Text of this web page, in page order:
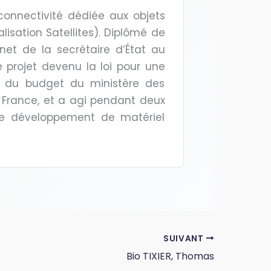
dédiée aux objets
Satellites). Diplômé de
de la secrétaire d’État au
projet devenu la loi pour une
du budget du ministère des
et a agi pendant deux
développement de matériel
SUIVANT
Bio TIXIER, Thomas